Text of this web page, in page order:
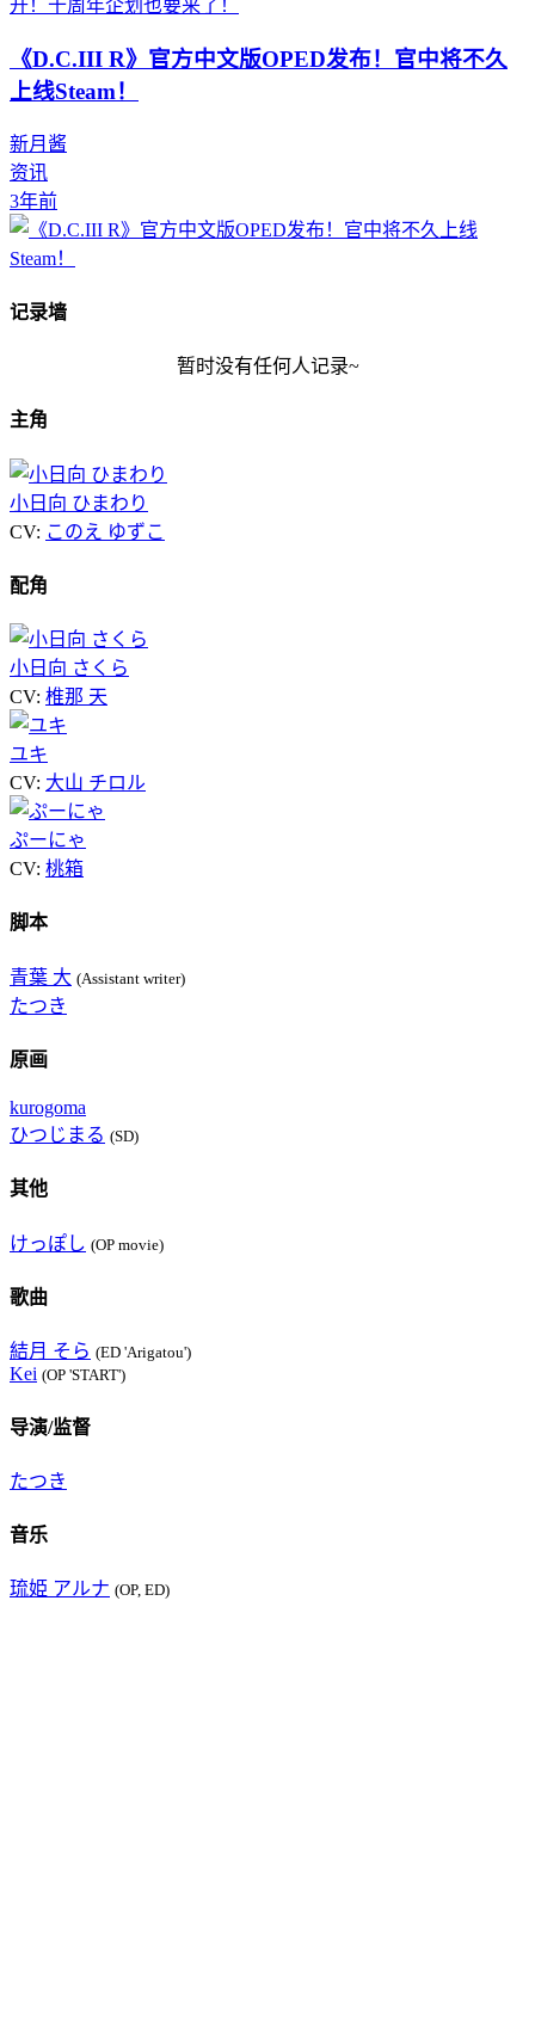
《D.C.III R》官方中文版OPED发布！官中将不久
上线Steam！
新月酱
资讯
3年前
记录墙
暂时没有任何人记录~
主角
小日向 ひまわり
CV: このえ ゆずこ
配角
小日向 さくら
CV: 椎那 天
ユキ
CV: 大山 チロル
ぷーにゃ
CV: 桃箱
脚本
青葉 大 (Assistant writer)
たつき
原画
kurogoma
ひつじまる (SD)
其他
けっぽし (OP movie)
歌曲
結月 そら (ED 'Arigatou')
Kei (OP 'START')
导演/监督
たつき
音乐
琉姫 アルナ (OP, ED)